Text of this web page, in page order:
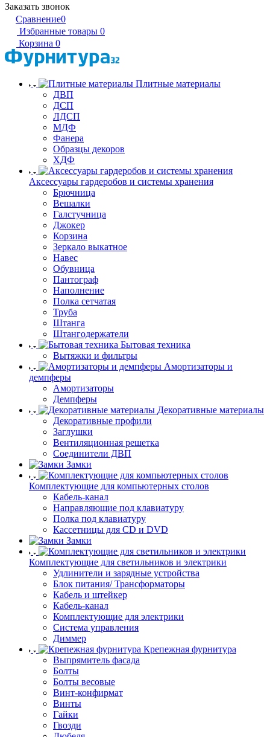
Заказать звонок
Сравнение0
Избранные товары 0
Корзина 0
Плитные материалы
ДВП
ДСП
ЛДСП
МДФ
Фанера
Образцы декоров
ХДФ
Аксессуары гардеробов и системы хранения
Брючница
Вешалки
Галстучница
Джокер
Корзина
Зеркало выкатное
Навес
Обувница
Пантограф
Наполнение
Полка сетчатая
Труба
Штанга
Штангодержатели
Бытовая техника
Вытяжки и фильтры
Амортизаторы и
демпферы
Амортизаторы
Демпферы
Декоративные материалы
Декоративные профили
Заглушки
Вентиляционная решетка
Соединители ДВП
Замки
Комплектующие для компьютерных столов
Кабель-канал
Направляющие под клавиатуру
Полка под клавиатуру
Кассетницы для CD и DVD
Замки
Комплектующие для светильников и электрики
Удлинители и зарядные устройства
Блок питания/ Трансформаторы
Кабель и штейкер
Кабель-канал
Комплектующие для электрики
Система управления
Диммер
Крепежная фурнитура
Выпрямитель фасада
Болты
Болты весовые
Винт-конфирмат
Винты
Гайки
Гвозди